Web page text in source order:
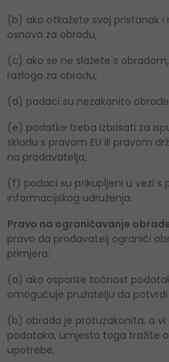
(b) ako otkažete svoj pristanak
osnova za obradu,
(c) ako se ne slažete s
razloga za obradu,
(d) podaci su nezakonito
(e) podatke treba izbrisati za
skladu s pravom EU ili pravom
na prodavatelja,
(f) podaci su prikupljeni u vezi s
informacijskog udruženja.
Pravo na ograničavanje
pravo da prodavatelj ograniči
primjera:
(a) ako osporite točnost
omogućuje pružatelju da
(b) obrada je protuzakonita, a
podataka, umjesto toga tražite
upotrebe,